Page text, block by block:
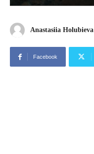
Anastasiia Holubieva
Facebook